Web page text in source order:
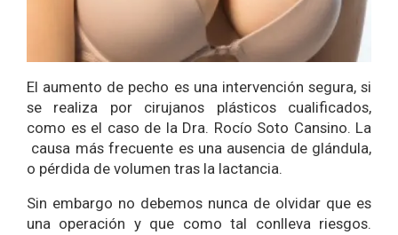
El aumento de pecho es una intervención segura, si
se realiza por cirujanos plásticos cualificados,
como es el caso de la Dra. Rocío Soto Cansino. La
causa más frecuente es una ausencia de glándula,
o pérdida de volumen tras la lactancia.
Sin embargo no debemos nunca de olvidar que es
una operación y que como tal conlleva riesgos.